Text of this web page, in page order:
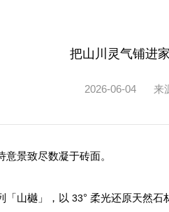
把山川灵气铺进
2026-06-04 来
景致尽数凝于砖面。
「山樾」，以 33° 柔光还原天然石